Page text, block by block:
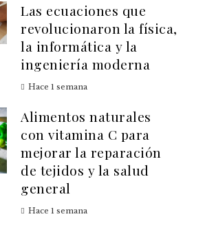
Las ecuaciones que
revolucionaron la física,
la informática y la
ingeniería moderna
Hace 1 semana
Alimentos naturales
con vitamina C para
mejorar la reparación
de tejidos y la salud
general
Hace 1 semana